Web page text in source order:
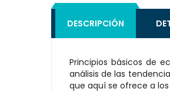
DESCRIPCIÓN
Principios básicos de
análisis de las
que aquí se ofrece a